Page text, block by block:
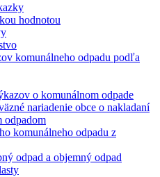
hodnotou
komunálneho odpadu podľa
o komunálnom odpade
nariadenie obce o nakladaní
odpadom
komunálneho odpadu z
odpad a objemný odpad